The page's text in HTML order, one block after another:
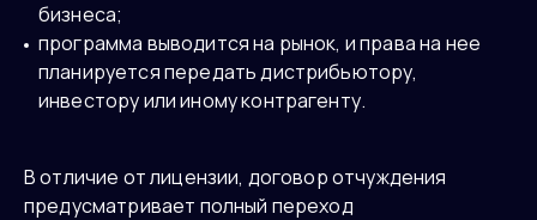
бизнеса;
программа выводится на рынок, и права на нее
планируется передать дистрибьютору,
инвестору или иному контрагенту.
В отличие от лицензии, договор отчуждения
предусматривает полный переход